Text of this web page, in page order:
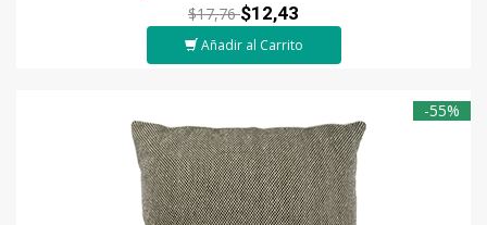
$17,76$12,43
Añadir al Carrito
-55%